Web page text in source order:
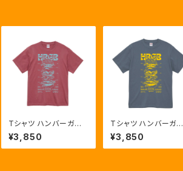
Tシャツ ハンバーガー
ショップ (へイジーレッ
ド)
¥3,850
Tシャツ ハンバーガー
ショップ (へイジーブル
ー)
¥3,850